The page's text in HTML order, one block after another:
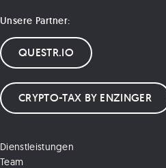
Dienstleistungen
Team
Unsere Partner:
QUESTR.IO
CRYPTO-TAX BY ENZINGER